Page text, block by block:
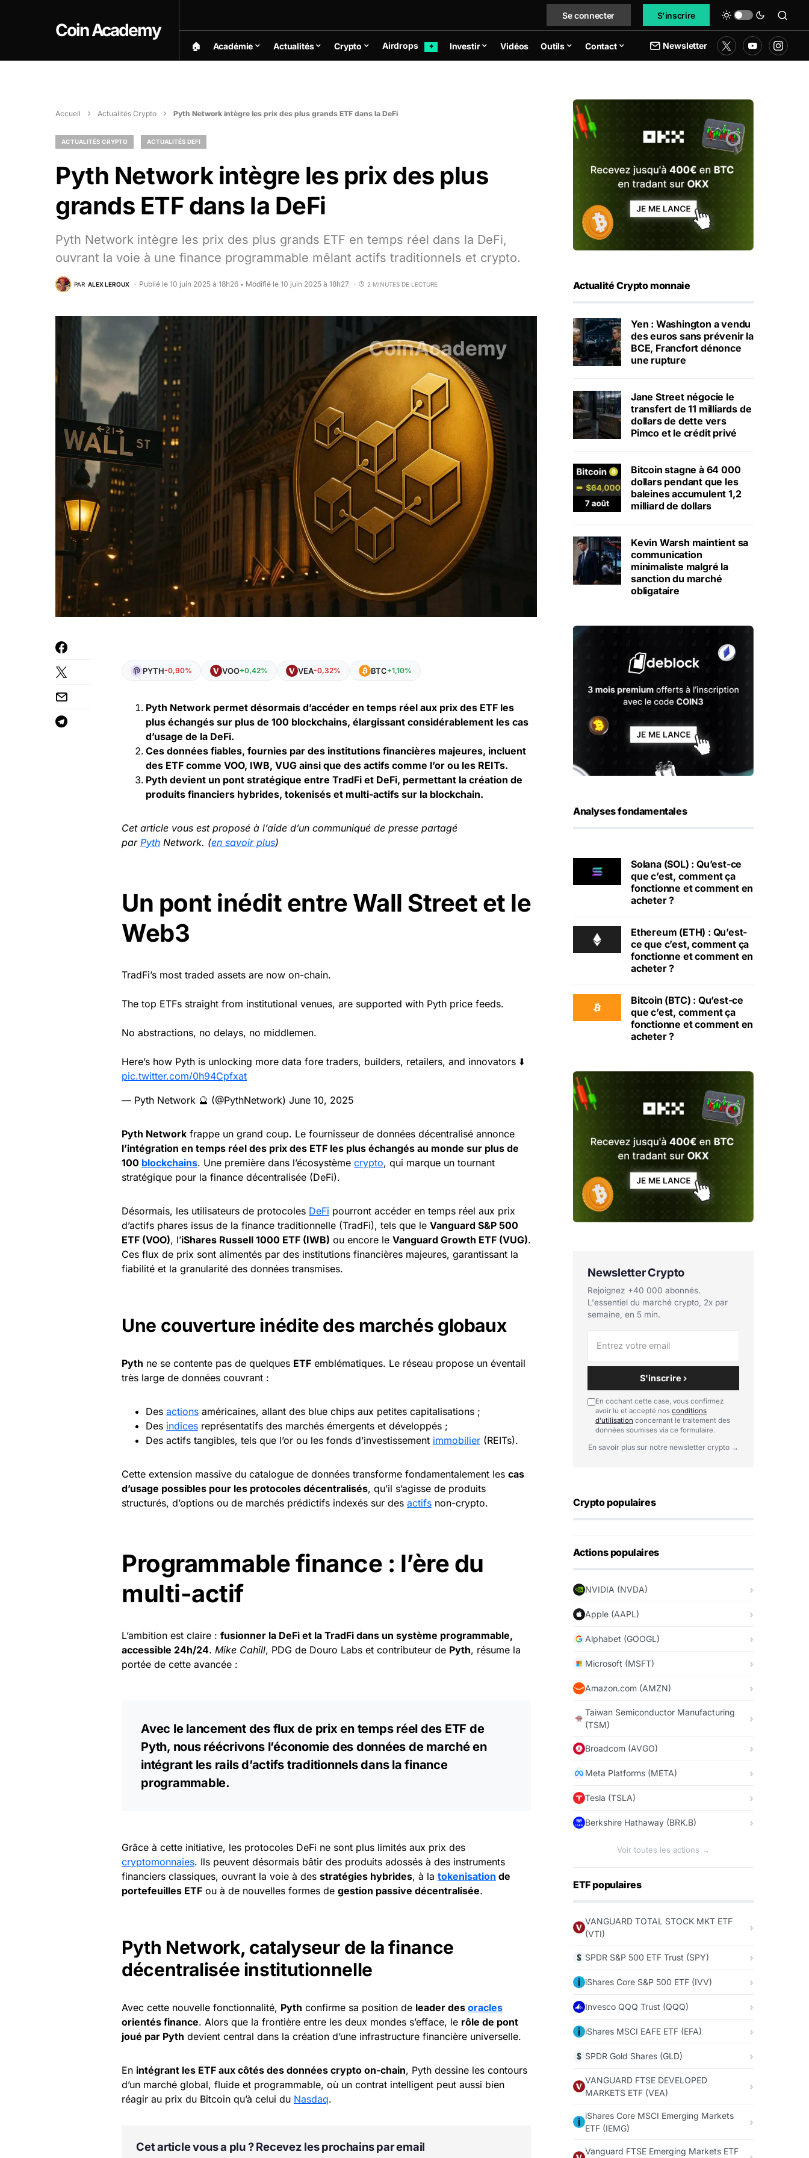
Coin Academy
Se connecter S'inscrire
🏠︎ Académie Actualités Crypto Airdrops ✦ Investir Vidéos Outils Contact Newsletter
Accueil Actualités Crypto Pyth Network intègre les prix des plus grands ETF dans la DeFi
ACTUALITÉS CRYPTO ACTUALITÉS DEFI
Pyth Network intègre les prix des plus
grands ETF dans la DeFi
Pyth Network intègre les prix des plus grands ETF en temps réel dans la DeFi,
ouvrant la voie à une finance programmable mêlant actifs traditionnels et crypto.
PAR ALEX LEROUX Publié le 10 juin 2025 à 18h26 • Modifié le 10 juin 2025 à 18h27 2 MINUTES DE LECTURE
PYTH-0,90% VOO+0,42% VEA-0,32% BTC+1,10%
Pyth Network permet désormais d’accéder en temps réel aux prix des ETF les
plus échangés sur plus de 100 blockchains, élargissant considérablement les cas
d’usage de la DeFi.
Ces données fiables, fournies par des institutions financières majeures, incluent
des ETF comme VOO, IWB, VUG ainsi que des actifs comme l’or ou les REITs.
Pyth devient un pont stratégique entre TradFi et DeFi, permettant la création de
produits financiers hybrides, tokenisés et multi-actifs sur la blockchain.
Cet article vous est proposé à l’aide d’un communiqué de presse partagé
par Pyth Network. (en savoir plus)
Un pont inédit entre Wall Street et le
Web3
TradFi’s most traded assets are now on-chain.
The top ETFs straight from institutional venues, are supported with Pyth price feeds.
No abstractions, no delays, no middlemen.
Here’s how Pyth is unlocking more data fore traders, builders, retailers, and innovators ⬇️
pic.twitter.com/0h94Cpfxat
— Pyth Network 🔮 (@PythNetwork) June 10, 2025
Pyth Network frappe un grand coup. Le fournisseur de données décentralisé annonce
l’intégration en temps réel des prix des ETF les plus échangés au monde sur plus de
100 blockchains. Une première dans l’écosystème crypto, qui marque un tournant
stratégique pour la finance décentralisée (DeFi).
Désormais, les utilisateurs de protocoles DeFi pourront accéder en temps réel aux prix
d’actifs phares issus de la finance traditionnelle (TradFi), tels que le Vanguard S&P 500
ETF (VOO), l’iShares Russell 1000 ETF (IWB) ou encore le Vanguard Growth ETF (VUG).
Ces flux de prix sont alimentés par des institutions financières majeures, garantissant la
fiabilité et la granularité des données transmises.
Une couverture inédite des marchés globaux
Pyth ne se contente pas de quelques ETF emblématiques. Le réseau propose un éventail
très large de données couvrant :
Des actions américaines, allant des blue chips aux petites capitalisations ;
Des indices représentatifs des marchés émergents et développés ;
Des actifs tangibles, tels que l’or ou les fonds d’investissement immobilier (REITs).
Cette extension massive du catalogue de données transforme fondamentalement les cas
d’usage possibles pour les protocoles décentralisés, qu’il s’agisse de produits
structurés, d’options ou de marchés prédictifs indexés sur des actifs non-crypto.
Programmable finance : l’ère du
multi-actif
L’ambition est claire : fusionner la DeFi et la TradFi dans un système programmable,
accessible 24h/24. Mike Cahill, PDG de Douro Labs et contributeur de Pyth, résume la
portée de cette avancée :
Avec le lancement des flux de prix en temps réel des ETF de
Pyth, nous réécrivons l’économie des données de marché en
intégrant les rails d’actifs traditionnels dans la finance
programmable.
Grâce à cette initiative, les protocoles DeFi ne sont plus limités aux prix des
cryptomonnaies. Ils peuvent désormais bâtir des produits adossés à des instruments
financiers classiques, ouvrant la voie à des stratégies hybrides, à la tokenisation de
portefeuilles ETF ou à de nouvelles formes de gestion passive décentralisée.
Pyth Network, catalyseur de la finance
décentralisée institutionnelle
Avec cette nouvelle fonctionnalité, Pyth confirme sa position de leader des oracles
orientés finance. Alors que la frontière entre les deux mondes s’efface, le rôle de pont
joué par Pyth devient central dans la création d’une infrastructure financière universelle.
En intégrant les ETF aux côtés des données crypto on-chain, Pyth dessine les contours
d’un marché global, fluide et programmable, où un contrat intelligent peut aussi bien
réagir au prix du Bitcoin qu’à celui du Nasdaq.
Cet article vous a plu ? Recevez les prochains par email
Actualité Crypto monnaie
Yen : Washington a vendu
des euros sans prévenir la
BCE, Francfort dénonce
une rupture
Jane Street négocie le
transfert de 11 milliards de
dollars de dette vers
Pimco et le crédit privé
Bitcoin stagne à 64 000
dollars pendant que les
baleines accumulent 1,2
milliard de dollars
Kevin Warsh maintient sa
communication
minimaliste malgré la
sanction du marché
obligataire
Analyses fondamentales
Solana (SOL) : Qu’est-ce
que c’est, comment ça
fonctionne et comment en
acheter ?
Ethereum (ETH) : Qu’est-
ce que c’est, comment ça
fonctionne et comment en
acheter ?
Bitcoin (BTC) : Qu’est-ce
que c’est, comment ça
fonctionne et comment en
acheter ?
Newsletter Crypto
Rejoignez +40 000 abonnés.
L'essentiel du marché crypto, 2x par
semaine, en 5 min.
S'inscrire ›
En cochant cette case, vous confirmez
avoir lu et accepté nos conditions
d'utilisation concernant le traitement des
données soumises via ce formulaire.
En savoir plus sur notre newsletter crypto →
Crypto populaires
Actions populaires
NVIDIA (NVDA)
Apple (AAPL)
Alphabet (GOOGL)
Microsoft (MSFT)
Amazon.com (AMZN)
Taiwan Semiconductor Manufacturing
(TSM)
Broadcom (AVGO)
Meta Platforms (META)
Tesla (TSLA)
Berkshire Hathaway (BRK.B)
Voir toutes les actions →
ETF populaires
VANGUARD TOTAL STOCK MKT ETF
(VTI)
SPDR S&P 500 ETF Trust (SPY)
iShares Core S&P 500 ETF (IVV)
Invesco QQQ Trust (QQQ)
iShares MSCI EAFE ETF (EFA)
SPDR Gold Shares (GLD)
VANGUARD FTSE DEVELOPED
MARKETS ETF (VEA)
iShares Core MSCI Emerging Markets
ETF (IEMG)
Vanguard FTSE Emerging Markets ETF